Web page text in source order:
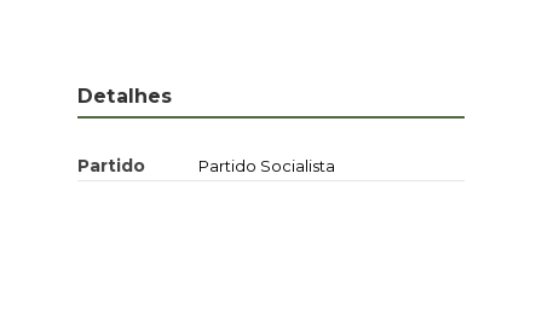
Detalhes
Partido Partido Socialista